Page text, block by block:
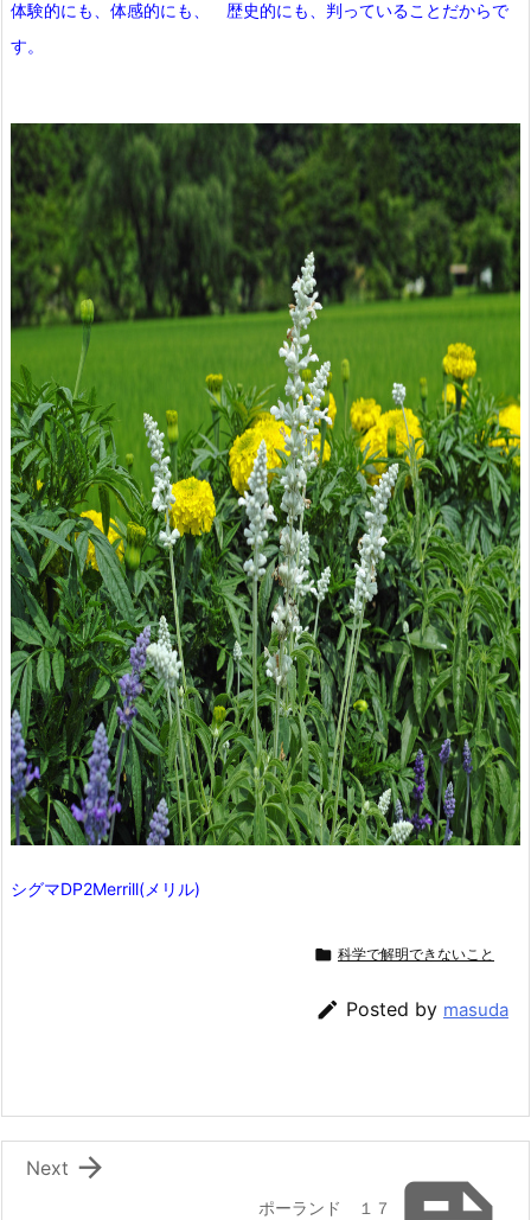
体験的にも、体感的にも、 歴史的にも、判っていることだからで
す。
シグマDP2Merrill(メリル)
 科学で解明できないこと
 Posted by masuda
ポーランド １７

Next